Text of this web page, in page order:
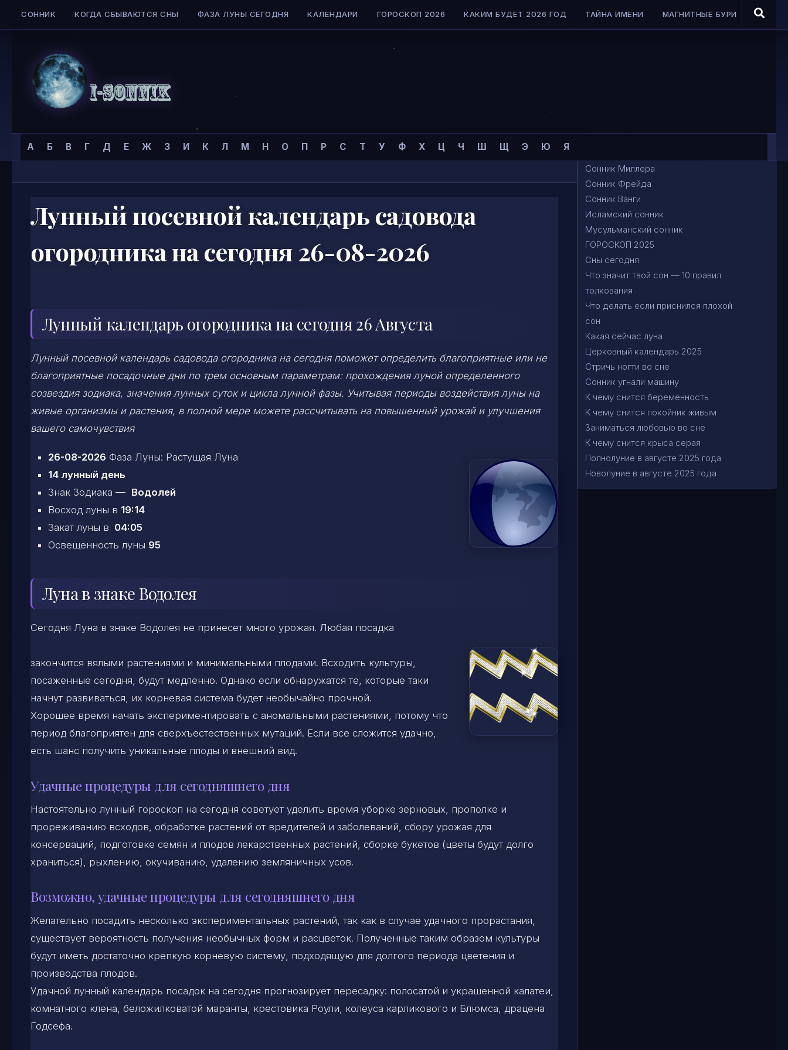
Skip to content
СОННИК КОГДА СБЫВАЮТСЯ СНЫ ФАЗА ЛУНЫ СЕГОДНЯ КАЛЕНДАРИ ГОРОСКОП 2026 КАКИМ БУДЕТ 2026 ГОД ТАЙНА ИМЕНИ МАГНИТНЫЕ БУРИ
Сонник
I-
А Б В Г Д Е Ж З И К Л М Н О П Р С Т У Ф Х Ц Ч Ш Щ Э Ю Я
Главная страница
Лунный посевной календарь садовода
огородника на сегодня 26-08-2026
Лунный календарь огородника на сегодня 26 Августа
Лунный посевной календарь садовода огородника на сегодня поможет определить благоприятные или не
благоприятные посадочные дни по трем основным параметрам: прохождения луной определенного
созвездия зодиака, значения лунных суток и цикла лунной фазы. Учитывая периоды воздействия луны на
живые организмы и растения, в полной мере можете рассчитывать на повышенный урожай и улучшения
вашего самочувствия
26-08-2026 Фаза Луны: Растущая Луна
14 лунный день
Знак Зодиака — Водолей
Восход луны в 19:14
Закат луны в 04:05
Освещенность луны 95
Луна в знаке Водолея
Сегодня Луна в знаке Водолея не принесет много урожая. Любая посадка
закончится вялыми растениями и минимальными плодами. Всходить культуры,
посаженные сегодня, будут медленно. Однако если обнаружатся те, которые таки
начнут развиваться, их корневая система будет необычайно прочной.
Хорошее время начать экспериментировать с аномальными растениями, потому что
период благоприятен для сверхъестественных мутаций. Если все сложится удачно,
есть шанс получить уникальные плоды и внешний вид.
Удачные процедуры для сегодняшнего дня
Настоятельно лунный гороскоп на сегодня советует уделить время уборке зерновых, прополке и
прореживанию всходов, обработке растений от вредителей и заболеваний, сбору урожая для
консерваций, подготовке семян и плодов лекарственных растений, сборке букетов (цветы будут долго
храниться), рыхлению, окучиванию, удалению земляничных усов.
Возможно, удачные процедуры для сегодняшнего дня
Желательно посадить несколько экспериментальных растений, так как в случае удачного прорастания,
существует вероятность получения необычных форм и расцветок. Полученные таким образом культуры
будут иметь достаточно крепкую корневую систему, подходящую для долгого периода цветения и
производства плодов.
Удачной лунный календарь посадок на сегодня прогнозирует пересадку: полосатой и украшенной калатеи,
комнатного клена, беложилковатой маранты, крестовика Роули, колеуса карликового и Блюмса, драцена
Годсефа.
Сонник Миллера
Сонник Фрейда
Сонник Ванги
Исламский сонник
Мусульманский сонник
ГОРОСКОП 2025
Сны сегодня
Что значит твой сон — 10 правил
толкования
Что делать если приснился плохой
сон
Какая сейчас луна
Церковный календарь 2025
Стричь ногти во сне
Сонник угнали машину
К чему снится беременность
К чему снится покойник живым
Заниматься любовью во сне
К чему снится крыса серая
Полнолуние в августе 2025 года
Новолуние в августе 2025 года